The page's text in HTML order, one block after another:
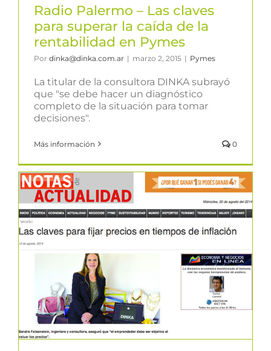
Radio Palermo – Las claves
para superar la caída de la
rentabilidad en Pymes
Por dinka@dinka.com.ar | marzo 2, 2015 | Pymes
La titular de la consultora DINKA subrayó
que "se debe hacer un diagnóstico
completo de la situación para tomar
decisiones".
Más información 0